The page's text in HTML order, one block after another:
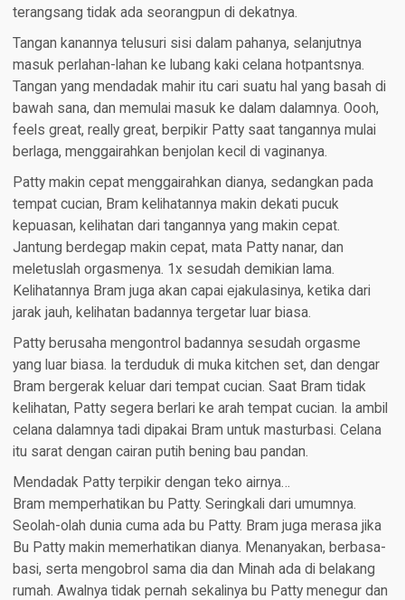
terangsang tidak ada seorangpun di dekatnya.
Tangan kanannya telusuri sisi dalam pahanya, selanjutnya
masuk perlahan-lahan ke lubang kaki celana hotpantsnya.
Tangan yang mendadak mahir itu cari suatu hal yang basah di
bawah sana, dan memulai masuk ke dalam dalamnya. Oooh,
feels great, really great, berpikir Patty saat tangannya mulai
berlaga, menggairahkan benjolan kecil di vaginanya.
Patty makin cepat menggairahkan dianya, sedangkan pada
tempat cucian, Bram kelihatannya makin dekati pucuk
kepuasan, kelihatan dari tangannya yang makin cepat.
Jantung berdegap makin cepat, mata Patty nanar, dan
meletuslah orgasmenya. 1x sesudah demikian lama.
Kelihatannya Bram juga akan capai ejakulasinya, ketika dari
jarak jauh, kelihatan badannya tergetar luar biasa.
Patty berusaha mengontrol badannya sesudah orgasme
yang luar biasa. Ia terduduk di muka kitchen set, dan dengar
Bram bergerak keluar dari tempat cucian. Saat Bram tidak
kelihatan, Patty segera berlari ke arah tempat cucian. Ia ambil
celana dalamnya tadi dipakai Bram untuk masturbasi. Celana
itu sarat dengan cairan putih bening bau pandan.
Mendadak Patty terpikir dengan teko airnya…
Bram memperhatikan bu Patty. Seringkali dari umumnya.
Seolah-olah dunia cuma ada bu Patty. Bram juga merasa jika
Bu Patty makin memerhatikan dianya. Menanyakan, berbasa-
basi, serta mengobrol sama dia dan Minah ada di belakang
rumah. Awalnya tidak pernah sekalinya bu Patty menegur dan